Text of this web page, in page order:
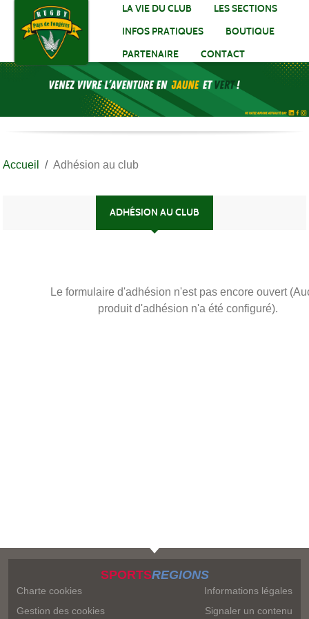
LA VIE DU CLUB
LES SECTIONS
INFOS PRATIQUES
BOUTIQUE
PARTENAIRE
CONTACT
Accueil Adhésion au club
ADHÉSION AU CLUB
Le formulaire d'adhésion n'est pas encore ouvert
produit d'adhésion n'a été configuré).
SPORTSREGIONS
Charte cookies
Gestion des cookies
Informations légales
Signaler un contenu
Panneau de gestion des cookies